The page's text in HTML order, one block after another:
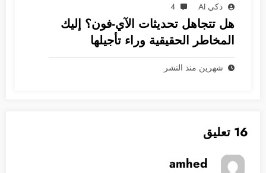
ذكي AI 4
هل تتجاهل تحديثات الآي-فون؟ إليك
المخاطر الحقيقية وراء تأجيلها
شهرين منذ النشر
16 تعليق
amhed